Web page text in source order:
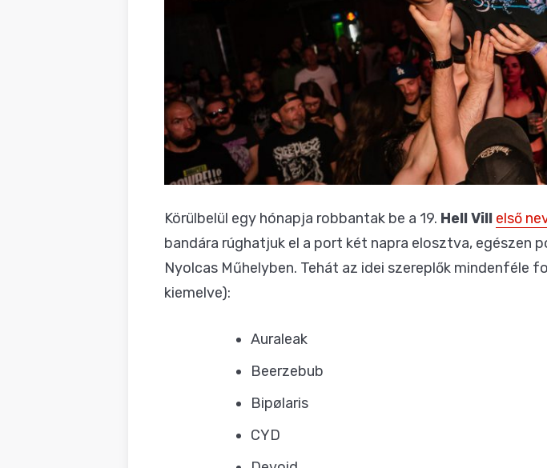
Körülbelül egy hónapja robbantak be a 19. Hell Vill első
bandára rúghatjuk el a port két napra elosztva, egészen
Nyolcas Műhelyben. Tehát az idei szereplők mindenféle
kiemelve):
Auraleak
Beerzebub
Bipølaris
CYD